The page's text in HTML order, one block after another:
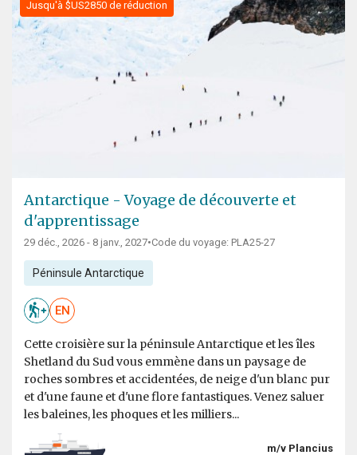
Jusqu'à $US2850 de réduction
Antarctique - Voyage de découverte et
d'apprentissage
29 déc., 2026 - 8 janv., 2027•Code du voyage: PLA25-27
Péninsule Antarctique
EN
Cette croisière sur la péninsule Antarctique et les îles
Shetland du Sud vous emmène dans un paysage de
roches sombres et accidentées, de neige d'un blanc pur
et d'une faune et d'une flore fantastiques. Venez saluer
les baleines, les phoques et les milliers...
m/v Plancius